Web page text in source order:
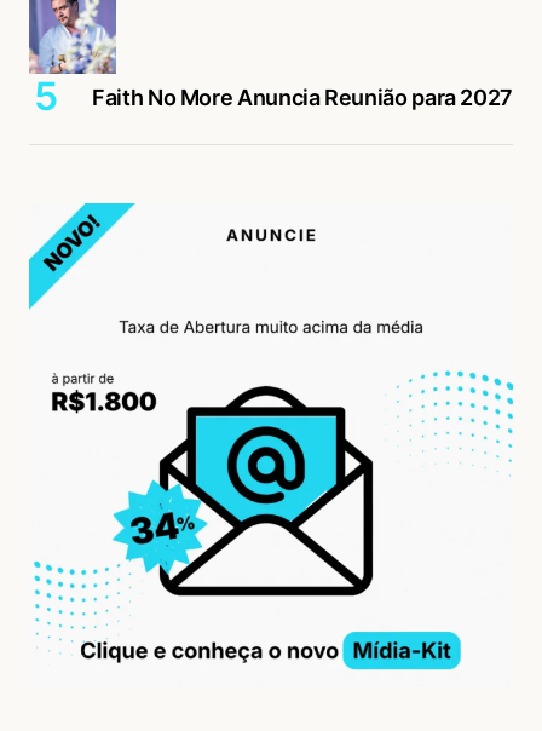
Faith No More Anuncia Reunião para 2027